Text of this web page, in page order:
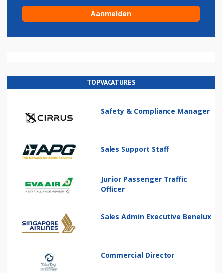
TOPVACATURES
Safety & Compliance Manager
Sales Support Staff
Junior Passenger Traffic
Officer
Sales Admin Executive Benelux
Commercial Director